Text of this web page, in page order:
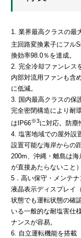
1. 業界最高クラスの最
主回路変換素子にフル
換効率98.0％を達成。
2. 完全冷却ファンレス
内部対流用ファンも含
に低減。
3. 国内最高クラスの保
完全密閉構造により耐
はIP66※3に対応。防塵
4. 塩害地域での屋外設
設置可能な海岸からの
200m、沖縄・離島は
が直接あたらないこと）
5．高い保守・メンテ
液晶表示ディスプレイ
状態でも運転状態の確
いる一般的な耐塩害仕
ナンスが容易。
6. 自立運転機能を搭載